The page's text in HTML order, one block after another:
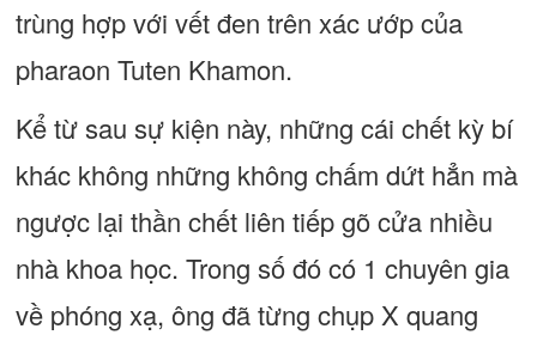
trùng hợp với vết đen trên xác ướp của
pharaon Tuten Khamon.
Kể từ sau sự kiện này, những cái chết kỳ bí
khác không những không chấm dứt hẳn mà
ngược lại thần chết liên tiếp gõ cửa nhiều
nhà khoa học. Trong số đó có 1 chuyên gia
về phóng xạ, ông đã từng chụp X quang